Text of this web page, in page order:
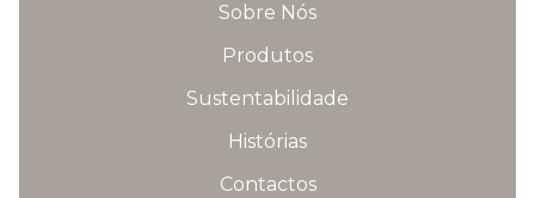
Sobre Nós
Produtos
Sustentabilidade
Histórias
Contactos